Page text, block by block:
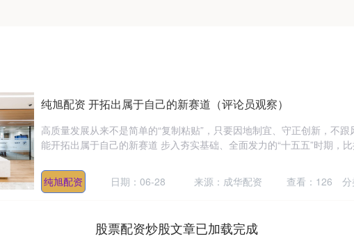
纯旭配资 开拓出属于自己的新赛道（评论员观察）
高质量发展从来不是简单的“复制粘贴”，只要因地制宜、守正创新，不
能开拓出属于自己的新赛道 步入夯实基础、全面发力的“十五五”时期，
纯旭配资 日期：06-28 来源：成华配资 查看： 126
股票配资炒股文章已加载完成